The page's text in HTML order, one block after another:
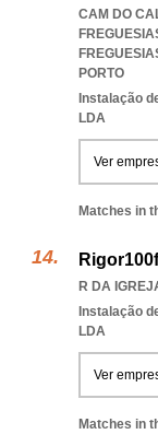
CAM DO
PORTO
Instalação
LDA
Ver
Matches in
R DA
Instalação
LDA
Ver
Matches in